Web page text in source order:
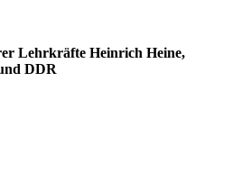
Lehrkräfte Heinrich Heine,
DDR